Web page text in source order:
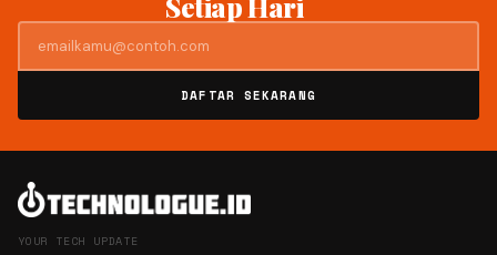
DAFTAR SEKARANG
YOUR TECH UPDATE